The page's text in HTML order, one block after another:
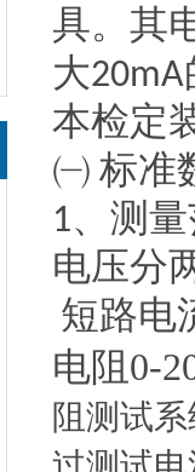
具。其
大20mA
本检定
㈠ 标准
1、测
电压分
短路电
电阻 0-
阻测试